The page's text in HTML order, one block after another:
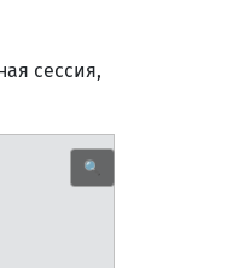
сессия,
🔍